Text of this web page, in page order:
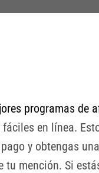
programas de
en línea.
y obtengas
mención. Si